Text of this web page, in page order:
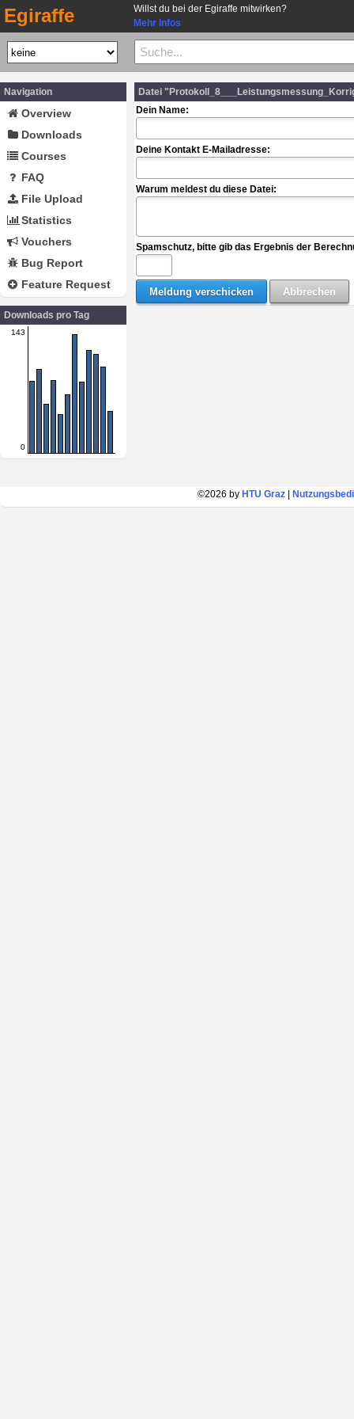
Egiraffe
Willst du bei der Egiraffe mitwirken?
Mehr Infos
Navigation
Overview
Downloads
Courses
FAQ
File Upload
Statistics
Vouchers
Bug Report
Feature Request
Downloads pro Tag
143
0
Datei
Dein Name:
Deine Kontakt E-Mailadresse:
Warum meldest du diese Datei:
Spamschutz, bitte gib das Ergebnis der
©2026 by HTU Graz|